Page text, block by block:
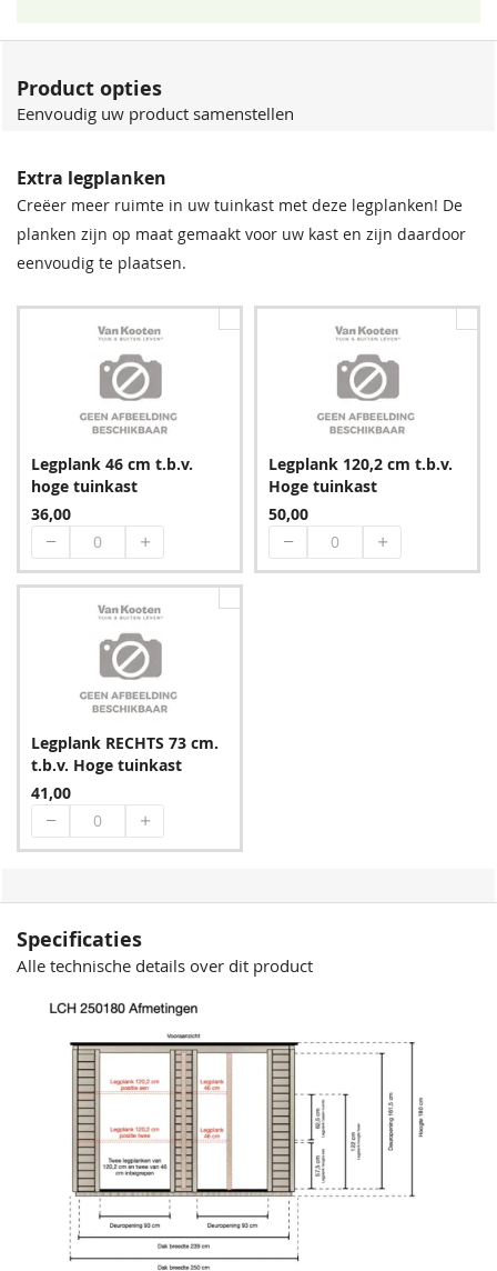
Product opties
Eenvoudig uw product samenstellen
Extra legplanken
Creëer meer ruimte in uw tuinkast met deze legplanken! De
planken zijn op maat gemaakt voor uw kast en zijn daardoor
eenvoudig te plaatsen.
Legplank 46 cm t.b.v.
hoge tuinkast
36,00
Legplank 120,2 cm t.b.v.
Hoge tuinkast
50,00
Legplank RECHTS 73 cm.
t.b.v. Hoge tuinkast
41,00
Specificaties
Alle technische details over dit product